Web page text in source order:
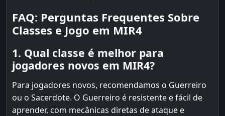
FAQ: Perguntas Frequentes Sobre
Classes e Jogo em MIR4
1. Qual classe é melhor para
jogadores novos em MIR4?
Para jogadores novos, recomendamos o Guerreiro
ou o Sacerdote. O Guerreiro é resistente e fácil de
aprender, com mecânicas diretas de ataque e